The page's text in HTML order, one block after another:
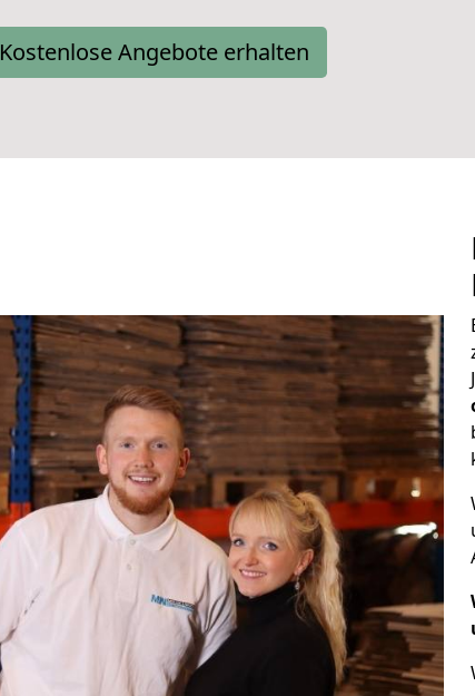
Kostenlose Angebote erhalten